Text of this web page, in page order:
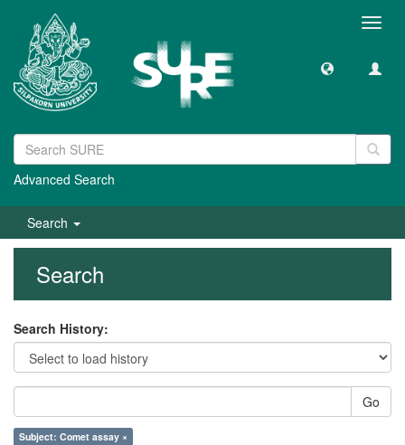
Advanced Search
Search
Search
Search History:
Go
Subject: Comet assay ×